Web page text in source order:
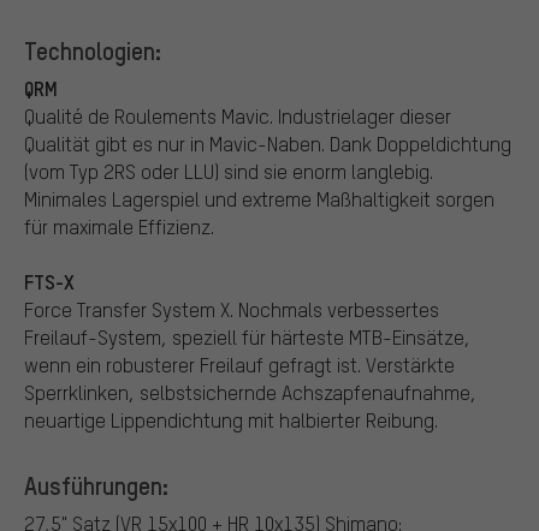
Technologien:
QRM
Qualité de Roulements Mavic. Industrielager dieser
Qualität gibt es nur in Mavic-Naben. Dank Doppeldichtung
(vom Typ 2RS oder LLU) sind sie enorm langlebig.
Minimales Lagerspiel und extreme Maßhaltigkeit sorgen
für maximale Effizienz.
FTS-X
Force Transfer System X. Nochmals verbessertes
Freilauf-System, speziell für härteste MTB-Einsätze,
wenn ein robusterer Freilauf gefragt ist. Verstärkte
Sperrklinken, selbstsichernde Achszapfenaufnahme,
neuartige Lippendichtung mit halbierter Reibung.
Ausführungen:
27,5" Satz (VR 15x100 + HR 10x135) Shimano: